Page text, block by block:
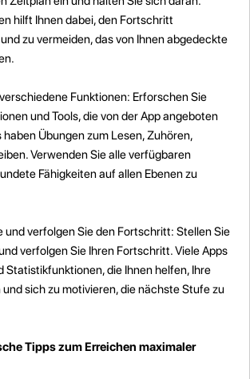
hilft Ihnen dabei, den Fortschritt
zu vermeiden, das von Ihnen abgedeckte
Funktionen: Erforschen Sie
und Tools, die von der App angeboten
haben Übungen zum Lesen, Zuhören,
Verwenden Sie alle verfügbaren
Fähigkeiten auf allen Ebenen zu
und verfolgen Sie den Fortschritt: Stellen Sie
verfolgen Sie Ihren Fortschritt. Viele Apps
Statistikfunktionen, die Ihnen helfen, Ihre
sich zu motivieren, die nächste Stufe zu
Tipps zum Erreichen maximaler